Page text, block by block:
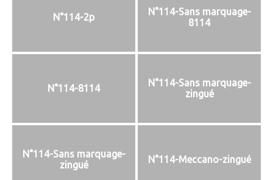
N°114-2p
N°114-Sans marquage-
8114
N°114-8114
N°114-Sans marquage-
zingué
N°114-Sans marquage-
zingué
N°114-Meccano-zingué